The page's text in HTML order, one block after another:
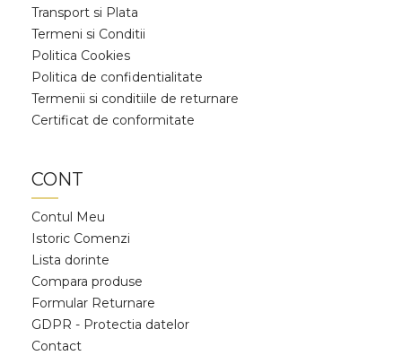
Transport si Plata
Termeni si Conditii
Politica Cookies
Politica de confidentialitate
Termenii si conditiile de returnare
Certificat de conformitate
CONT
Contul Meu
Istoric Comenzi
Lista dorinte
Compara produse
Formular Returnare
GDPR - Protectia datelor
Contact